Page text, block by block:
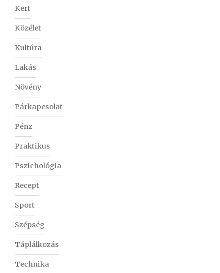
Kert
Közélet
Kultúra
Lakás
Növény
Párkapcsolat
Pénz
Praktikus
Pszichológia
Recept
Sport
Szépség
Táplálkozás
Technika